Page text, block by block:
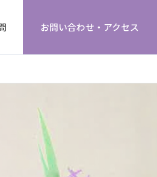
お問い合わせ・アクセス